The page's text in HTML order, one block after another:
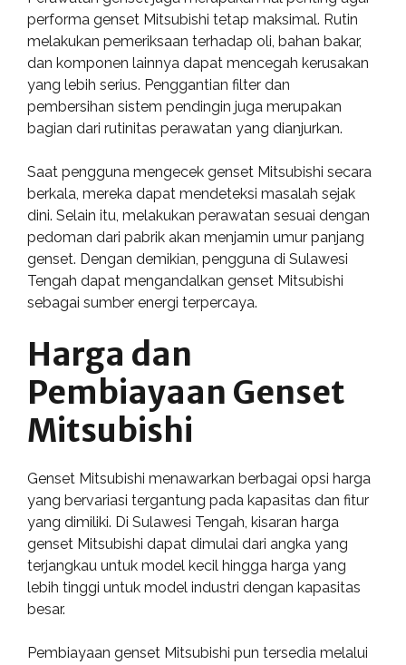
performa genset Mitsubishi tetap maksimal. Rutin
melakukan pemeriksaan terhadap oli, bahan bakar,
dan komponen lainnya dapat mencegah kerusakan
yang lebih serius. Penggantian filter dan
pembersihan sistem pendingin juga merupakan
bagian dari rutinitas perawatan yang dianjurkan.
Saat pengguna mengecek genset Mitsubishi secara
berkala, mereka dapat mendeteksi masalah sejak
dini. Selain itu, melakukan perawatan sesuai dengan
pedoman dari pabrik akan menjamin umur panjang
genset. Dengan demikian, pengguna di Sulawesi
Tengah dapat mengandalkan genset Mitsubishi
sebagai sumber energi terpercaya.
Harga dan
Pembiayaan Genset
Mitsubishi
Genset Mitsubishi menawarkan berbagai opsi harga
yang bervariasi tergantung pada kapasitas dan fitur
yang dimiliki. Di Sulawesi Tengah, kisaran harga
genset Mitsubishi dapat dimulai dari angka yang
terjangkau untuk model kecil hingga harga yang
lebih tinggi untuk model industri dengan kapasitas
besar.
Pembiayaan genset Mitsubishi pun tersedia melalui